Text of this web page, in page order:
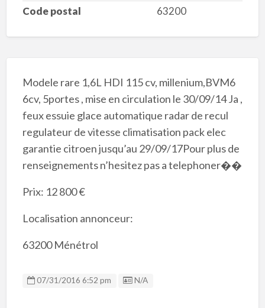
Code postal
63200
Modele rare 1,6L HDI 115 cv, millenium,BVM6
6cv, 5portes , mise en circulation le 30/09/14 Ja ,
feux essuie glace automatique radar de recul
regulateur de vitesse climatisation pack elec
garantie citroen jusqu’au 29/09/17Pour plus de
renseignements n’hesitez pas a telephoner��
Prix: 12 800 €
Localisation annonceur:
63200 Ménétrol
07/31/2016 6:52 pm Listing ID
N/A